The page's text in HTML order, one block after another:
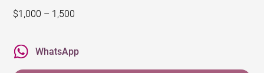
$1,000 – 1,500
WhatsApp